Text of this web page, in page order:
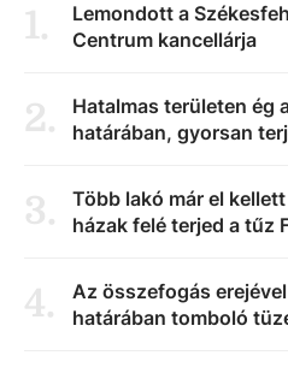
1.
Lemondott a
Centrum kancellárja
2.
Hatalmas területen ég
határában, gyorsan
3.
Több lakó már el
házak felé terjed a tűz
4.
Az összefogás
határában tomboló